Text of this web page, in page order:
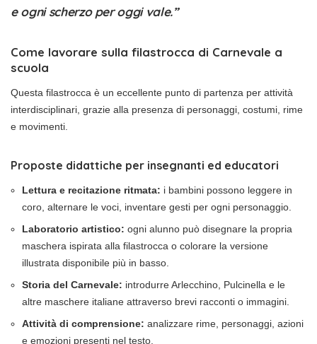
e ogni scherzo per oggi vale.”
Come lavorare sulla filastrocca di Carnevale a
scuola
Questa filastrocca è un eccellente punto di partenza per attività
interdisciplinari, grazie alla presenza di personaggi, costumi, rime
e movimenti.
Proposte didattiche per insegnanti ed educatori
Lettura e recitazione ritmata: i bambini possono leggere in
coro, alternare le voci, inventare gesti per ogni personaggio.
Laboratorio artistico: ogni alunno può disegnare la propria
maschera ispirata alla filastrocca o colorare la versione
illustrata disponibile più in basso.
Storia del Carnevale: introdurre Arlecchino, Pulcinella e le
altre maschere italiane attraverso brevi racconti o immagini.
Attività di comprensione: analizzare rime, personaggi, azioni
e emozioni presenti nel testo.